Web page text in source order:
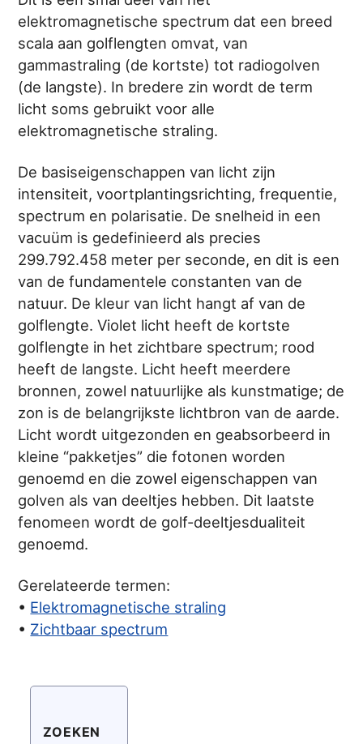
elektromagnetische spectrum dat een breed
scala aan golflengten omvat, van
gammastraling (de kortste) tot radiogolven
(de langste). In bredere zin wordt de term
licht soms gebruikt voor alle
elektromagnetische straling.
De basiseigenschappen van licht zijn
intensiteit, voortplantingsrichting, frequentie,
spectrum en polarisatie. De snelheid in een
vacuüm is gedefinieerd als precies
299.792.458 meter per seconde, en dit is een
van de fundamentele constanten van de
natuur. De kleur van licht hangt af van de
golflengte. Violet licht heeft de kortste
golflengte in het zichtbare spectrum; rood
heeft de langste. Licht heeft meerdere
bronnen, zowel natuurlijke als kunstmatige; de
zon is de belangrijkste lichtbron van de aarde.
Licht wordt uitgezonden en geabsorbeerd in
kleine “pakketjes” die fotonen worden
genoemd en die zowel eigenschappen van
golven als van deeltjes hebben. Dit laatste
fenomeen wordt de golf-deeltjesdualiteit
genoemd.
Gerelateerde termen:
• Elektromagnetische straling
• Zichtbaar spectrum
ZOEKEN